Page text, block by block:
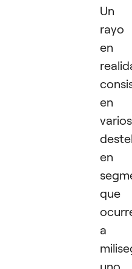
Un
rayo
en
en
varios
en
que
a
uno